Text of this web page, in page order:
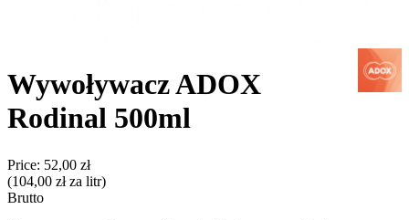
Wywoływacz ADOX
Rodinal 500ml
Price: 52,00 zł
(104,00 zł za litr)
Brutto